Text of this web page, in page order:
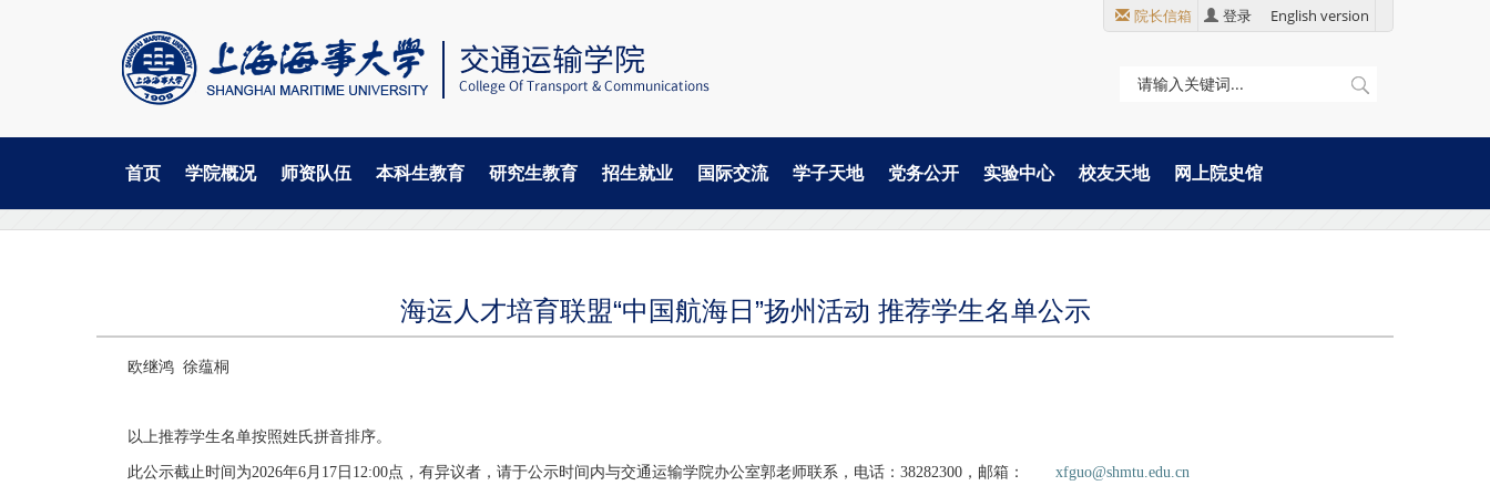
转
到
院长信箱 登录 English version
首页 学院概况 师资队伍 本科生教育 研究生教育 招生就业 国际交流 学子天地 党务公开 实验中心 校友天地 网上院史馆
当
前
海运人才培育联盟“中国航海日”扬州活动 推荐学生名单公示
欧继鸿 徐蕴桐
以上推荐学生名单按照姓氏拼音排序。
此公示截止时间为2026年6月17日12:00点，有异议者，请于公示时间内与交通运输学院办公室郭老师联系，电话：38282300，邮箱： xfguo@shmtu.edu.cn